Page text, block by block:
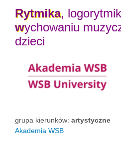
Rytmika,
wychowaniu
dzieci
grupa kierunków: artystyczne
Akademia WSB